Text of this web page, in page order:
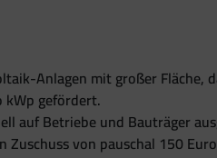
Anlagen mit großer Fläche,
gefördert.
auf Betriebe und Bauträger
von pauschal 150